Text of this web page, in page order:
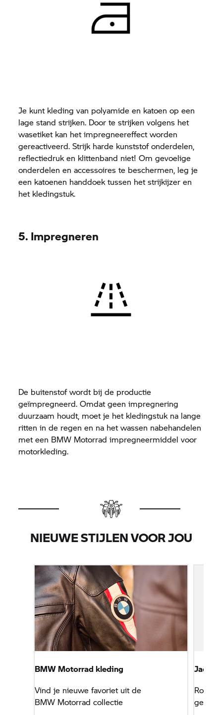
Je kunt kleding van polyamide en katoen op een
lage stand strijken. Door te strijken volgens het
wasetiket kan het impregneereffect worden
gereactiveerd. Strijk harde kunststof onderdelen,
reflectiedruk en klittenband niet! Om gevoelige
onderdelen en accessoires te beschermen, leg je
een katoenen handdoek tussen het strijkijzer en
het kledingstuk.
5. Impregneren
De buitenstof wordt bij de productie
geïmpregneerd. Omdat geen impregnering
duurzaam houdt, moet je het kledingstuk na lange
ritten in de regen en na het wassen nabehandelen
met een BMW Motorrad impregneermiddel voor
motorkleding.
NIEUWE STIJLEN VOOR JOU
BMW Motorrad kleding
Vind je nieuwe favoriet uit de
BMW Motorrad collectie
Jack